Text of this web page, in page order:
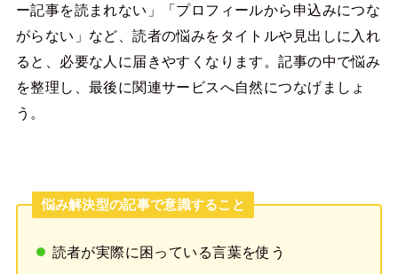
ー記事を読まれない」「プロフィールから申込みにつな
がらない」など、読者の悩みをタイトルや見出しに入れ
ると、必要な人に届きやすくなります。記事の中で悩み
を整理し、最後に関連サービスへ自然につなげましょ
う。
悩み解決型の記事で意識すること
読者が実際に困っている言葉を使う